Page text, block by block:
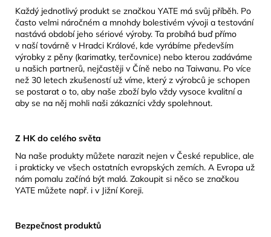
Každý jednotlivý produkt se značkou YATE má svůj příběh. Po
často velmi náročném a mnohdy bolestivém vývoji a testování
nastává období jeho sériové výroby. Ta probíhá buď přímo
v naší továrně v Hradci Králové, kde vyrábíme především
výrobky z pěny (karimatky, terčovnice) nebo kterou zadáváme
u našich partnerů, nejčastěji v Číně nebo na Taiwanu. Po více
než 30 letech zkušeností už víme, který z výrobců je schopen
se postarat o to, aby naše zboží bylo vždy vysoce kvalitní a
aby se na něj mohli naši zákazníci vždy spolehnout.
Z HK do celého světa
Na naše produkty můžete narazit nejen v České republice, ale
i prakticky ve všech ostatních evropských zemích. A Evropa už
nám pomalu začíná být malá. Zakoupit si něco se značkou
YATE můžete např. i v Jižní Koreji.
Bezpečnost produktů